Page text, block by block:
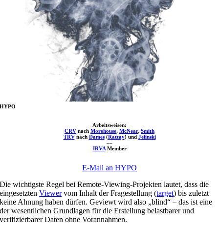
HYPO
Arbeitsweisen:
CRV nach Morehouse, McNear, Smith
TRVnach Dames(Rattay) und Jelinski
––
IRVAMember
E-Mail an HYPO
Die wichtigste Regel bei Remote-Viewing-Projekten lautet, dass die
eingesetztenViewervom Inhalt der Fragestellung (target) bis zuletzt
keine Ahnung haben dürfen. Geviewt wird also „blind“ – das ist eine
der wesentlichen Grundlagen für die Erstellung belastbarer und
verifizierbarer Daten ohne Vorannahmen.